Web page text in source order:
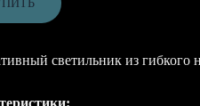
светильник из гибкого